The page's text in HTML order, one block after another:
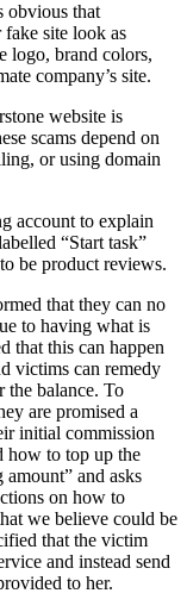
obvious that
fake site look as
logo, brand colors,
company’s site.
website is
scams depend on
or using domain
account to explain
“Start task”
be product reviews.
that they can no
to having what is
that this can happen
victims can remedy
the balance. To
are promised a
initial commission
how to top up the
and asks
on how to
we believe could be
that the victim
and instead send
to her.